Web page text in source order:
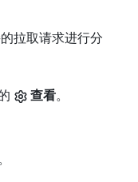
拉取请求进行分
查看。